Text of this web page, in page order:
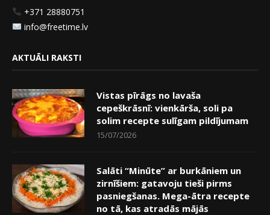
+371 28880751
info@freetime.lv
AKTUĀLI RAKSTI
Vistas pīrāgs no lavaša
cepeškrāsnī: vienkārša, soli pa
solim recepte sulīgam pildījumam
15/07/2026
Salāti “Minūte” ar burkāniem un
zirnīšiem: gatavoju tieši pirms
pasniegšanas. Mega-ātra recepte
no tā, kas atradās mājās